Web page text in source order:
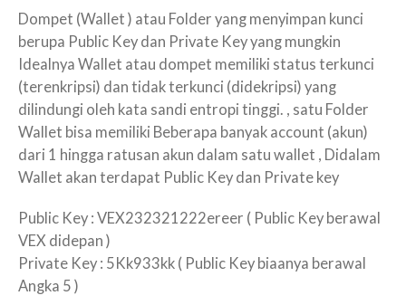
Dompet (Wallet ) atau Folder yang menyimpan kunci
berupa Public Key dan Private Key yang mungkin
Idealnya Wallet atau dompet memiliki status terkunci
(terenkripsi) dan tidak terkunci (didekripsi) yang
dilindungi oleh kata sandi entropi tinggi. , satu Folder
Wallet bisa memiliki Beberapa banyak account (akun)
dari 1 hingga ratusan akun dalam satu wallet , Didalam
Wallet akan terdapat Public Key dan Private key
Public Key : VEX232321222ereer ( Public Key berawal
VEX didepan )
Private Key : 5Kk933kk ( Public Key biaanya berawal
Angka 5 )